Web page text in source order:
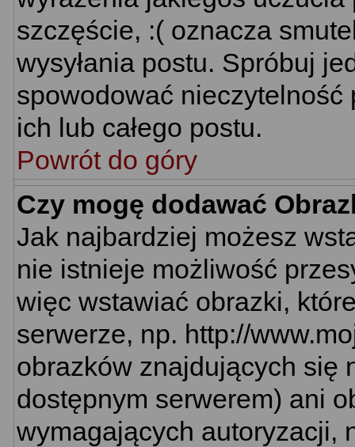
szczęście, :( oznacza
wysyłania postu. Spróbuj
spowodować
ich lub całego postu.
Powrót do góry
Czy mogę dodawać
Jak najbardziej możesz
nie istnieje możliwość
więc wstawiać obrazki,
serwerze, np. http://
obrazków znajdujących się
dostępnym serwerem) ani
wymagających autoryzacji,